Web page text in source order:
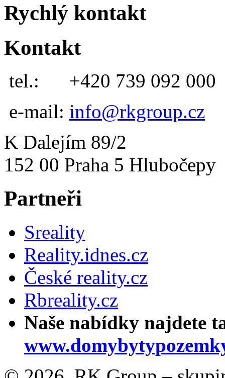
Rychlý kontakt
Kontakt
tel.: +420 739 092 000
e-mail: info@rkgroup.cz
K Dalejím 89/2
152 00 Praha 5 Hlubočepy
Partneři
Sreality
Reality.idnes.cz
České reality.cz
Rbreality.cz
Naše nabídky najdete